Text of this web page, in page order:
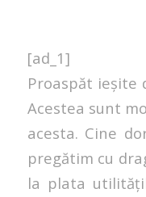
[ad_1]
Proaspăt ieșite
Acestea sunt
acesta. Cine
pregătim cu
la plata